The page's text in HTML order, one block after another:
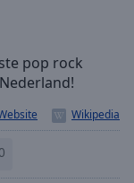
pop rock
0